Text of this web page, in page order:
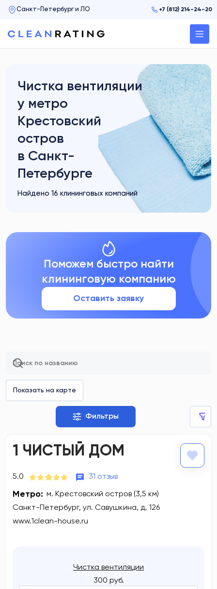
+7 (812) 214-24-20
Чистка вентиляции
у метро
Крестовский
остров
в Санкт-
Петербурге
Найдено 16 клининговых компаний
Поможем быстро найти
клининговую компанию
Оставить заявку
Фильтры
1 ЧИСТЫЙ ДОМ
5.0 31 отзыв
Метро: м. Крестовский остров (3,5 км)
Санкт-Петербург, ул. Савушкина, д. 126
www.1clean-house.ru
Чистка вентиляции
300 руб.